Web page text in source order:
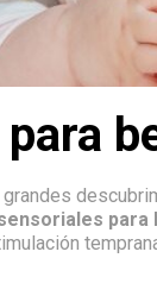
para